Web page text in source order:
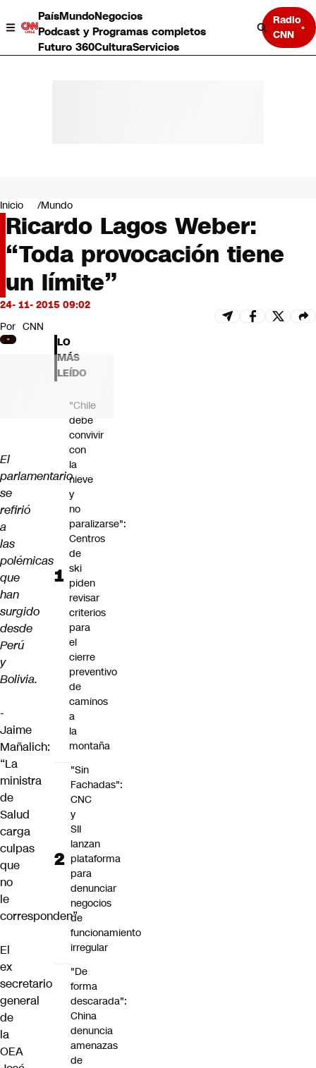
PaísMundoNegocios
Podcast y Programas completos
Futuro 360CulturaServicios
Radio
CNN
Negocios
Deportes
Programas completos
Cultura
Servicios
Bits
CNN tiempo
Futuro 360
Opinión
Inicio Mundo
Ricardo Lagos Weber:
“Toda provocación tiene
un límite”
24- 11- 2015 09:02
Por CNN
El
parlamentario
se
refirió
a
las
polémicas
que
han
surgido
desde
Perú
y
Bolivia.
-
Jaime
Mañalich:
“La
ministra
de
Salud
carga
culpas
que
no
le
corresponden”
El
ex
secretario
general
de
la
OEA
LO
MÁS
LEÍDO
"Chile
debe
convivir
con
la
nieve
y
no
paralizarse":
Centros
de
ski
piden
revisar
criterios
para
el
cierre
preventivo
de
caminos
a
la
montaña
"Sin
Fachadas":
CNC
y
SII
lanzan
plataforma
para
denunciar
negocios
de
funcionamiento
irregular
"De
forma
descarada":
China
denuncia
amenazas
de